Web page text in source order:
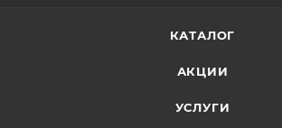
КАТАЛОГ
АКЦИИ
УСЛУГИ